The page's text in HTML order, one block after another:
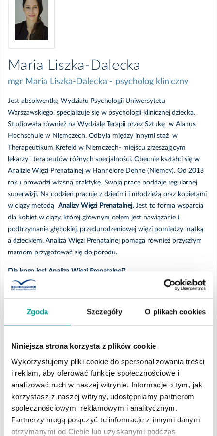
Zgoda Szczegóły O plikach cookies
Niniejsza strona korzysta z plików cookie
Wykorzystujemy pliki cookie do spersonalizowania treści
i reklam, aby oferować funkcje społecznościowe i
analizować ruch w naszej witrynie. Informacje o tym, jak
korzystasz z naszej witryny, udostępniamy partnerom
społecznościowym, reklamowym i analitycznym.
Partnerzy mogą połączyć te informacje z innymi danymi
otrzymanymi od Ciebie lub uzyskanymi podczas
Maria Liszka-Dalecka
mgr Maria Liszka-Dalecka - psycholog kliniczny
Jest absolwentką Wydziału Psychologii Uniwersytetu
Warszawskiego, specjalizuje się w psychologii klinicznej dziecka.
Studiowała również na Wydziale Terapii przez Sztukę w Alanus
Hochschule w Niemczech. Odbyła między innymi staż w
Therapeutikum Krefeld w Niemczech- miejscu zrzeszającym
lekarzy i terapeutów różnych specjalności. Obecnie kształci się w
Analizie Więzi Prenatalnej w Hannelore Dehne (Niemcy). Od 2018
roku prowadzi własną praktykę. Swoją pracę poddaje regularnej
superwizji. Na codzień pracuje z dziećmi i młodzieżą oraz kobietami
w ciąży metodą Analizy Więzi Prenatalnej. Jest to forma wsparcia
dla kobiet w ciąży, której głównym celem jest nawiązanie i
podtrzymanie głębokiej, przedurodzeniowej więzi pomiędzy matką
a dzieckiem. Analiza Więzi Prenatalnej pomaga również przyszłym
mamom przygotować się do porodu.
Dla kogo jest Analiza Więzi Prenatalnej?
doświadczają nadmiernego lęku o dziecko, o jego zdrowie,
rozwój,
psychicznym,
których ciąża jest zagrożona,
są po poronieniach, traumatycznych porodach (siłami natury i
cesarskim cięciu), przedwczesnych porodach, zapłodnieniu in-
vitro i innych trudnych doświadczeniach pre- i perinatalnych,
doświadczają niepokojącego lęku związanego z porodem i
okresem po urodzeniu dziecka,